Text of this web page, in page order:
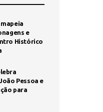
e
Histórico
Pessoa e
para